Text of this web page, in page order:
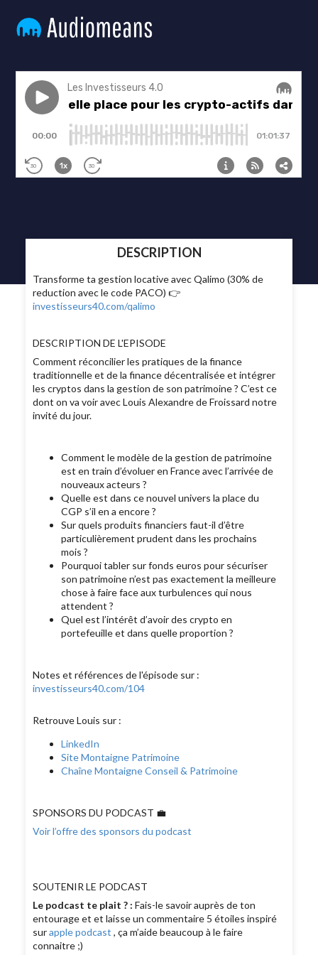
DESCRIPTION
Transforme ta gestion locative avec Qalimo (30% de
reduction avec le code PACO) 👉
investisseurs40.com/qalimo
DESCRIPTION DE L'EPISODE
Comment réconcilier les pratiques de la finance
traditionnelle et de la finance décentralisée et intégrer
les cryptos dans la gestion de son patrimoine ? C’est ce
dont on va voir avec Louis Alexandre de Froissard notre
invité du jour.
Comment le modèle de la gestion de patrimoine
est en train d’évoluer en France avec l’arrivée de
nouveaux acteurs ?
Quelle est dans ce nouvel univers la place du
CGP s’il en a encore ?
Sur quels produits financiers faut-il d’être
particulièrement prudent dans les prochains
mois ?
Pourquoi tabler sur fonds euros pour sécuriser
son patrimoine n’est pas exactement la meilleure
chose à faire face aux turbulences qui nous
attendent ?
Quel est l’intérêt d’avoir des crypto en
portefeuille et dans quelle proportion ?
Notes et références de l'épisode sur :
investisseurs40.com/104
Retrouve Louis sur :
LinkedIn
Site Montaigne Patrimoine
Chaîne Montaigne Conseil & Patrimoine
SPONSORS DU PODCAST 💼
Voir l’offre des sponsors du podcast
SOUTENIR LE PODCAST
Le podcast te plait ? :Fais-le savoir auprès de ton
entourage et et laisse un commentaire 5 étoiles inspiré
surapple podcast, ça m’aide beaucoup à le faire
connaitre ;)